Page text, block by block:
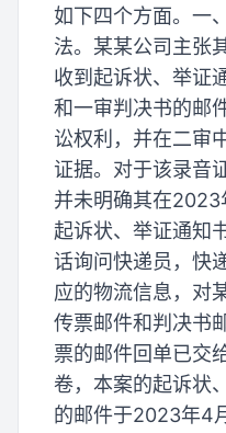
如下四个方面。一
法。某某公司主张
收到起诉状、举证
和一审判决书的邮
讼权利，并在二审
证据。对于该录音
并未明确其在2023
起诉状、举证通知
话询问快递员，快
应的物流信息，对
传票邮件和判决书
票的邮件回单已交
卷，本案的起诉状
的邮件于2023年4